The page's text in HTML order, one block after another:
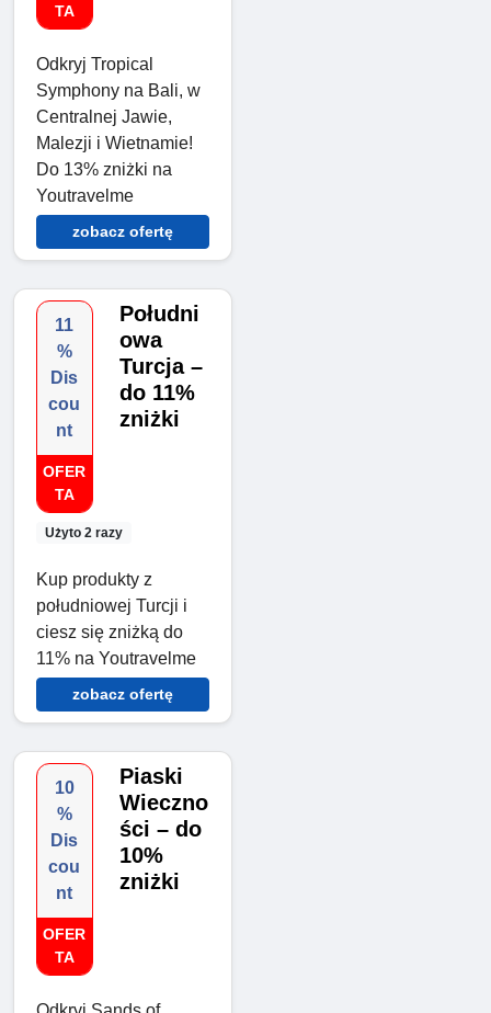
TA
Odkryj Tropical
Symphony na Bali, w
Centralnej Jawie,
Malezji i Wietnamie!
Do 13% zniżki na
Youtravelme
zobacz ofertę
11
%
Dis
cou
nt
OFER
TA
Użyto 2 razy
Południ
owa
Turcja –
do 11%
zniżki
Kup produkty z
południowej Turcji i
ciesz się zniżką do
11% na Youtravelme
zobacz ofertę
10
%
Dis
cou
nt
OFER
TA
Piaski
Wieczno
ści – do
10%
zniżki